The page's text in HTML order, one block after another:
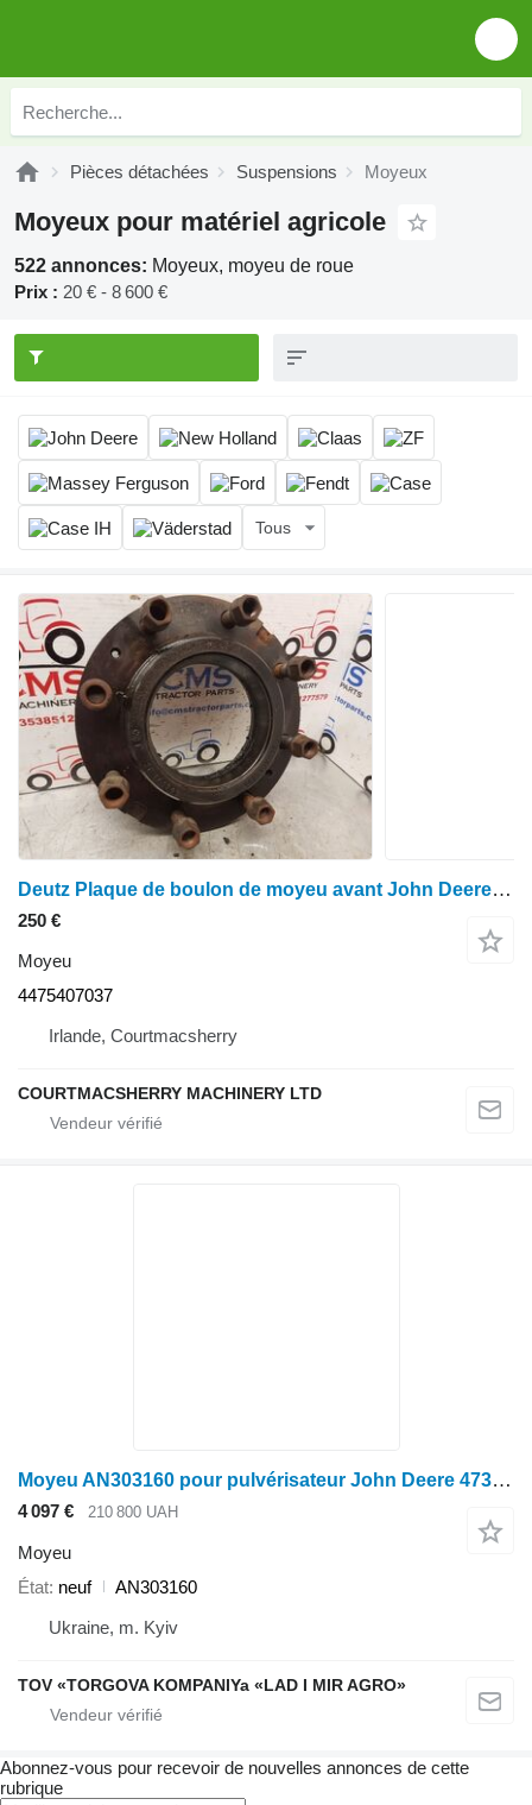
Pièces détachées Suspensions Moyeux
Moyeux pour matériel agricole
522 annonces: Moyeux, moyeu de roue
Prix : 20 € - 8 600 €
Tous
Deutz Plaque de boulon de moyeu avant John Deere Deutz Agrotron Zf L101713, 44754 4475407037
250 €
Moyeu
4475407037
Irlande, Courtmacsherry
COURTMACSHERRY MACHINERY LTD
Moyeu AN303160 pour pulvérisateur John Deere 4730, 5430I
4 097 € 210 800 UAH
Moyeu
État neuf
AN303160
Ukraine, m. Kyiv
TOV «TORGOVA KOMPANIYa «LAD I MIR AGRO»
Abonnez-vous pour recevoir de nouvelles annonces de cette
rubrique